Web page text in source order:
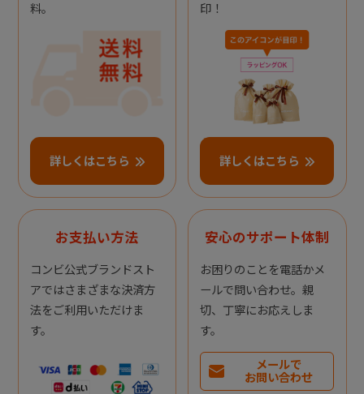
料。
詳しくはこちら
印！
詳しくはこちら
お支払い方法
コンビ公式ブランドスト
アではさまざまな決済方
法をご利用いただけま
す。
安心のサポート体制
お困りのことを電話かメ
ールで問い合わせ。親
切、丁寧にお応えしま
す。
メールで
お問い合わせ